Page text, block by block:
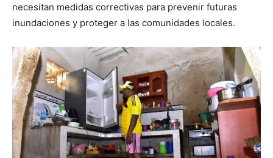
necesitan medidas correctivas para prevenir futuras
inundaciones y proteger a las comunidades locales.